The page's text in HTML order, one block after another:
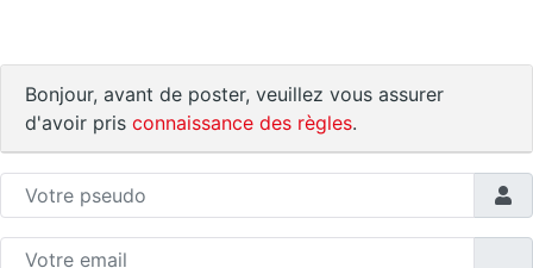
Bonjour, avant de poster, veuillez vous assurer
d'avoir pris connaissance des règles.